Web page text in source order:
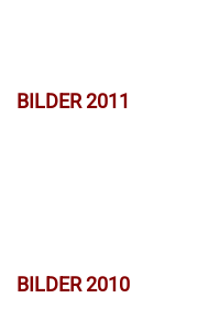
BILDER 2011
BILDER 2010